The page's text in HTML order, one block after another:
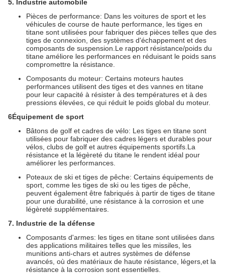
5. Industrie automobile
Pièces de performance: Dans les voitures de sport et les
véhicules de course de haute performance, les tiges en
titane sont utilisées pour fabriquer des pièces telles que des
tiges de connexion, des systèmes d'échappement et des
composants de suspension.Le rapport résistance/poids du
titane améliore les performances en réduisant le poids sans
compromettre la résistance.
Composants du moteur: Certains moteurs hautes
performances utilisent des tiges et des vannes en titane
pour leur capacité à résister à des températures et à des
pressions élevées, ce qui réduit le poids global du moteur.
6Équipement de sport
Bâtons de golf et cadres de vélo: Les tiges en titane sont
utilisées pour fabriquer des cadres légers et durables pour
vélos, clubs de golf et autres équipements sportifs.La
résistance et la légèreté du titane le rendent idéal pour
améliorer les performances.
Poteaux de ski et tiges de pêche: Certains équipements de
sport, comme les tiges de ski ou les tiges de pêche,
peuvent également être fabriqués à partir de tiges de titane
pour une durabilité, une résistance à la corrosion et une
légèreté supplémentaires.
7. Industrie de la défense
Composants d'armes: les tiges en titane sont utilisées dans
des applications militaires telles que les missiles, les
munitions anti-chars et autres systèmes de défense
avancés, où des matériaux de haute résistance, légers,et la
résistance à la corrosion sont essentielles.